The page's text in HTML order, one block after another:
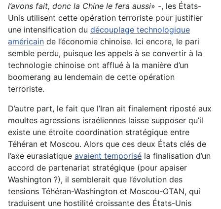
l’avons fait, donc la Chine le fera aussi» -, les États-
Unis utilisent cette opération terroriste pour justifier
une intensification du découplage technologique
américain de l’économie chinoise. Ici encore, le pari
semble perdu, puisque les appels à se convertir à la
technologie chinoise ont afflué à la manière d’un
boomerang au lendemain de cette opération
terroriste.
D’autre part, le fait que l’Iran ait finalement riposté aux
moultes agressions israéliennes laisse supposer qu’il
existe une étroite coordination stratégique entre
Téhéran et Moscou. Alors que ces deux États clés de
l’axe eurasiatique avaient temporisé la finalisation d’un
accord de partenariat stratégique (pour apaiser
Washington ?), il semblerait que l’évolution des
tensions Téhéran-Washington et Moscou-OTAN, qui
traduisent une hostilité croissante des États-Unis